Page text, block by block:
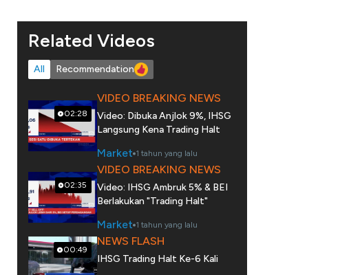
Related Videos
All Recommendation
02:28
VIDEO BREAKING NEWS
Video: Dibuka Anjlok 9%, IHSG
Langsung Kena Trading Halt
Market 1 tahun yang lalu
02:35
VIDEO BREAKING NEWS
Video: IHSG Ambruk 5% & BEI
Berlakukan "Trading Halt"
Market 1 tahun yang lalu
00:49
NEWS FLASH
IHSG Trading Halt Ke-6 Kali